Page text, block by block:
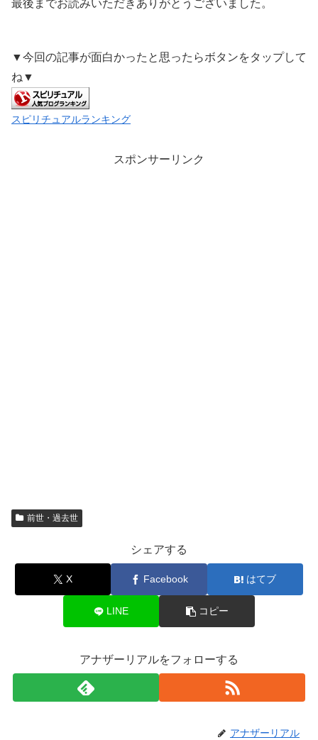
最後までお読みいただきありがとうございました。
▼今回の記事が面白かったと思ったらボタンをタップして
ね▼
スピリチュアルランキング
スポンサーリンク
前世・過去世
シェアする
X Facebook はてブ
LINE コピー
アナザーリアルをフォローする
アナザーリアル